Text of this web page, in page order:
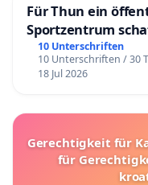
Für Thun ein
Sportzentrum
10 Unterschriften
10 Unterschriften / 30
18 Jul 2026
Gerechtigkeit für
für